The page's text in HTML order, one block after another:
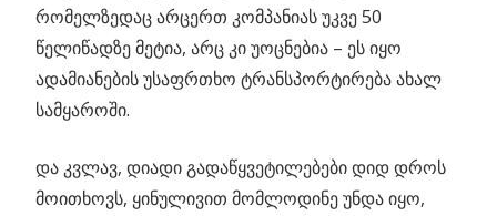
რომელზედაც არცერთ კომპანიას უკვე 50
წელიწადზე მეტია, არც კი უოცნებია – ეს იყო
ადამიანების უსაფრთხო ტრანსპორტირება ახალ
სამყაროში.
და კვლავ, დიადი გადაწყვეტილებები დიდ დროს
მოითხოვს, ყინულივით მომლოდინე უნდა იყო,